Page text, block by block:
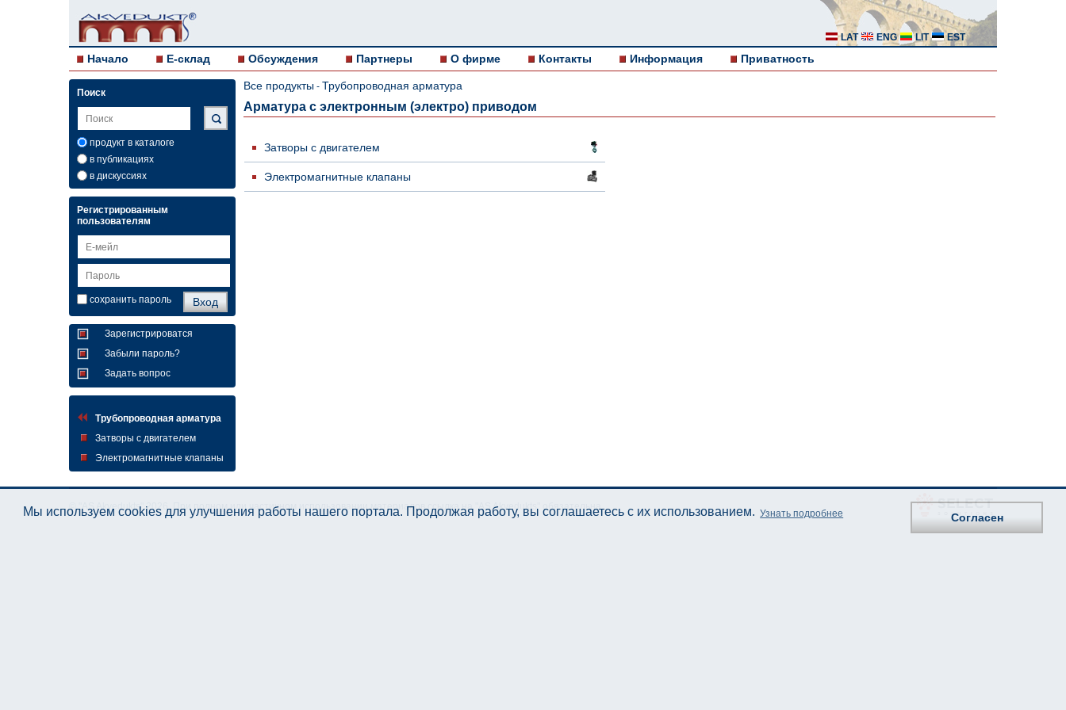
LAT ENG LIT EST
Начало E-склад Обсуждения Партнеры О фирме Контакты Информация Приватность
Поиск
продукт в каталоге
в публикациях
в дискуссиях
Регистрированным
пользователям
сохранить пароль
Зарегистрироватся
Забыли пароль?
Задать вопрос
Трубопроводная арматура
Затворы с двигателем
Электромагнитные клапаны
Все продукты - Трубопроводная арматура
Арматура с электронным (электро) приводом
Затворы с двигателем
Электромагнитные клапаны
© "AS Akvedukts" 2026. При полном или частичном использовании материалов ссылка на "AS Akvedukts" обязательна.
Мы используем cookies для улучшения работы нашего портала. Продолжая работу, вы соглашаетесь с их использованием. Узнать подробнее Согласен